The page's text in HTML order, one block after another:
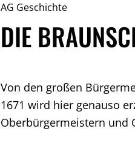
AG Geschichte
DIE
Von den großen
1671 wird hier genauso
Oberbürgermeistern und